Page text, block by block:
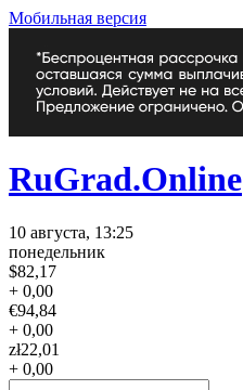
Мобильная версия
RuGrad.Online
10 августа, 13:25
понедельник
$82,17
+ 0,00
€94,84
+ 0,00
zł22,01
+ 0,00